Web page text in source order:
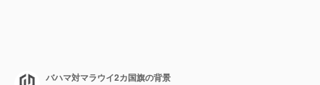
バハマ対マラウイ2カ国旗の背景